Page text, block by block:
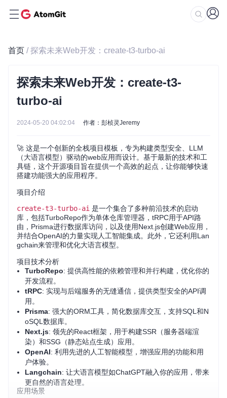
首页 / 探索未来Web开发：create-t3-turbo-ai
探索未来Web开发：create-t3-
turbo-ai
2024-05-20 04:02:04 作者：彭桢灵Jeremy
🚀 这是一个创新的全栈项目模板，专为构建类型安全、LLM
（大语言模型）驱动的web应用而设计。基于最新的技术和工
具链，这个开源项目旨在提供一个高效的起点，让你能够快速
搭建功能强大的应用程序。
项目介绍
create-t3-turbo-ai 是一个集合了多种前沿技术的启动
库，包括TurboRepo作为单体仓库管理器，tRPC用于API路
由，Prisma进行数据库访问，以及使用Next.js创建Web应用，
并结合OpenAI的力量实现人工智能集成。此外，它还利用Lan
gchain来管理和优化大语言模型。
项目技术分析
TurboRepo: 提供高性能的依赖管理和并行构建，优化你的
开发流程。
tRPC: 实现与后端服务的无缝通信，提供类型安全的API调
用。
Prisma: 强大的ORM工具，简化数据库交互，支持SQL和N
oSQL数据库。
Next.js: 领先的React框架，用于构建SSR（服务器端渲
染）和SSG（静态站点生成）应用。
OpenAI: 利用先进的人工智能模型，增强应用的功能和用
户体验。
Langchain: 让大语言模型如ChatGPT融入你的应用，带来
更自然的语言处理。
应用场景